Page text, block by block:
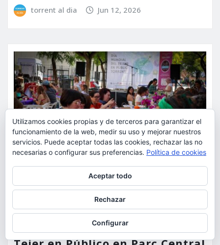
torrent al dia Jun 12, 2026
DONA OCIO
Torrent celebrará el sábado la
7ª edición del Día Mundial de
Utilizamos cookies propias y de terceros para garantizar el
funcionamiento de la web, medir su uso y mejorar nuestros
servicios. Puede aceptar todas las cookies, rechazar las no
necesarias o configurar sus preferencias. Política de cookies
Aceptar todo
Rechazar
Configurar
Para obtener más información, incluido cómo gestionar las cookies,